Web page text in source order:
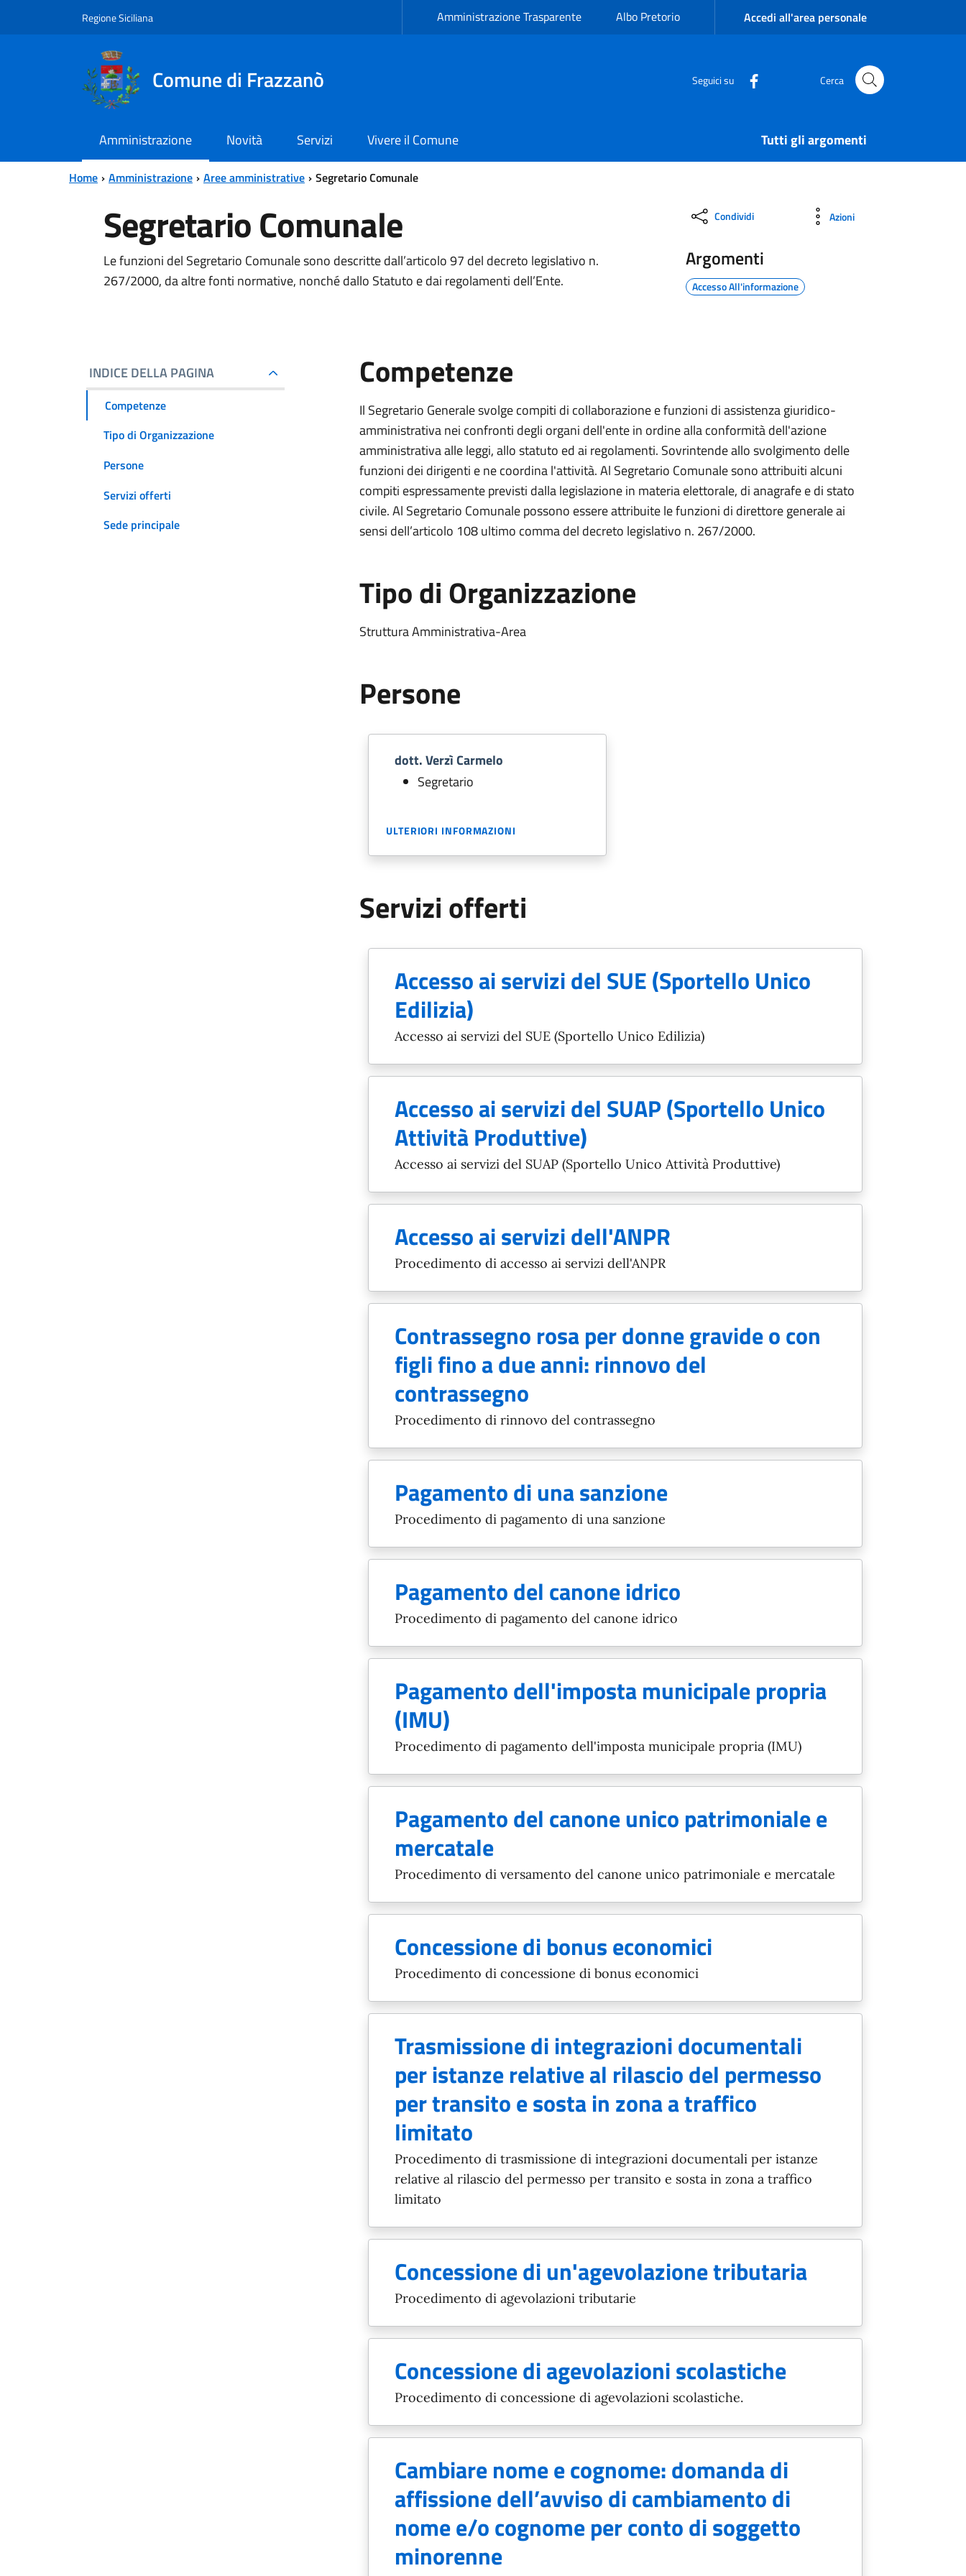
Regione Siciliana Amministrazione Trasparente Albo Pretorio Accedi all'area personale
Comune di Frazzanò Seguici su Cerca
Amministrazione Novità Servizi Vivere il Comune Tutti gli argomenti
Home Amministrazione Aree amministrative Segretario Comunale
Segretario Comunale
Le funzioni del Segretario Comunale sono descritte dall’articolo 97 del decreto legislativo n.
267/2000, da altre fonti normative, nonché dallo Statuto e dai regolamenti dell’Ente.
Condividi Azioni
Argomenti
Accesso All'informazione
INDICE DELLA PAGINA
Competenze
Tipo di Organizzazione
Persone
Servizi offerti
Sede principale
Competenze
Il Segretario Generale svolge compiti di collaborazione e funzioni di assistenza giuridico-
amministrativa nei confronti degli organi dell'ente in ordine alla conformità dell'azione
amministrativa alle leggi, allo statuto ed ai regolamenti. Sovrintende allo svolgimento delle
funzioni dei dirigenti e ne coordina l'attività. Al Segretario Comunale sono attribuiti alcuni
compiti espressamente previsti dalla legislazione in materia elettorale, di anagrafe e di stato
civile. Al Segretario Comunale possono essere attribuite le funzioni di direttore generale ai
sensi dell’articolo 108 ultimo comma del decreto legislativo n. 267/2000.
Tipo di Organizzazione
Struttura Amministrativa-Area
Persone
dott. Verzì Carmelo
Segretario
ULTERIORI INFORMAZIONI
Servizi offerti
Accesso ai servizi del SUE (Sportello Unico
Edilizia)
Accesso ai servizi del SUE (Sportello Unico Edilizia)
Accesso ai servizi del SUAP (Sportello Unico
Attività Produttive)
Accesso ai servizi del SUAP (Sportello Unico Attività Produttive)
Accesso ai servizi dell'ANPR
Procedimento di accesso ai servizi dell'ANPR
Contrassegno rosa per donne gravide o con
figli fino a due anni: rinnovo del
contrassegno
Procedimento di rinnovo del contrassegno
Pagamento di una sanzione
Procedimento di pagamento di una sanzione
Pagamento del canone idrico
Procedimento di pagamento del canone idrico
Pagamento dell'imposta municipale propria
(IMU)
Procedimento di pagamento dell'imposta municipale propria (IMU)
Pagamento del canone unico patrimoniale e
mercatale
Procedimento di versamento del canone unico patrimoniale e mercatale
Concessione di bonus economici
Procedimento di concessione di bonus economici
Trasmissione di integrazioni documentali
per istanze relative al rilascio del permesso
per transito e sosta in zona a traffico
limitato
Procedimento di trasmissione di integrazioni documentali per istanze
relative al rilascio del permesso per transito e sosta in zona a traffico
limitato
Concessione di un'agevolazione tributaria
Procedimento di agevolazioni tributarie
Concessione di agevolazioni scolastiche
Procedimento di concessione di agevolazioni scolastiche.
Cambiare nome e cognome: domanda di
affissione dell’avviso di cambiamento di
nome e/o cognome per conto di soggetto
minorenne